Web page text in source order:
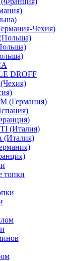
Чехия)
DROFF
(Германия)
(Италия)
(Италия)
топки